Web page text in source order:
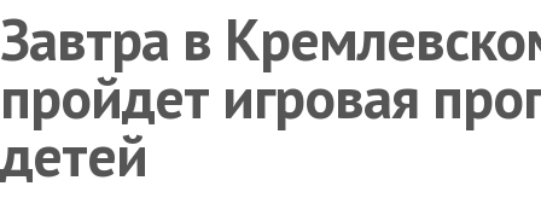
Завтра в
пройдет игровая
детей